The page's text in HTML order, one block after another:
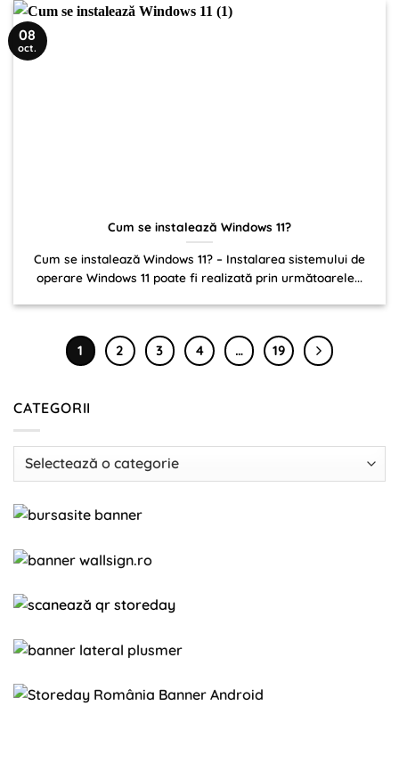
Cum se instalează Windows 11?
Cum se instalează Windows 11? – Instalarea sistemului de
operare Windows 11 poate fi realizată prin următoarele...
08
oct.
1 2 3 4 … 19
CATEGORII
Categorii